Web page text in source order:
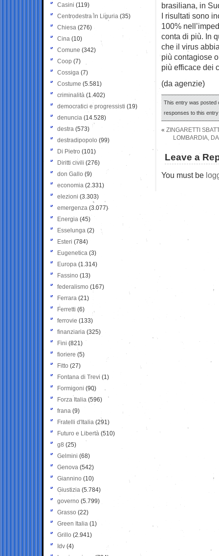
brasiliana, in
I risultati sono
100%
conta di più. In
che il virus
più contagiose
più efficace dei
(da agenzie)
This entry was posted
responses to this
« ZINGARETTI
LOMBARDIA,
Leave a
You must be
Casini (119)
Centrodestra in Liguria (35)
Chiesa (276)
Cina (10)
Comune (342)
Coop (7)
Cossiga (7)
Costume (5.581)
criminalità (1.402)
democratici e progressisti (19)
denuncia (14.528)
destra (573)
destradipopolo (99)
Di Pietro (101)
Diritti civili (276)
don Gallo (9)
economia (2.331)
elezioni (3.303)
emergenza (3.077)
Energia (45)
Esselunga (2)
Esteri (784)
Eugenetica (3)
Europa (1.314)
Fassino (13)
federalismo (167)
Ferrara (21)
Ferretti (6)
ferrovie (133)
finanziaria (325)
Fini (821)
fioriere (5)
Fitto (27)
Fontana di Trevi (1)
Formigoni (90)
Forza Italia (596)
frana (9)
Fratelli d'Italia (291)
Futuro e Libertà (510)
g8 (25)
Gelmini (68)
Genova (542)
Giannino (10)
Giustizia (5.784)
governo (5.799)
Grasso (22)
Green Italia (1)
Grillo (2.941)
Idv (4)